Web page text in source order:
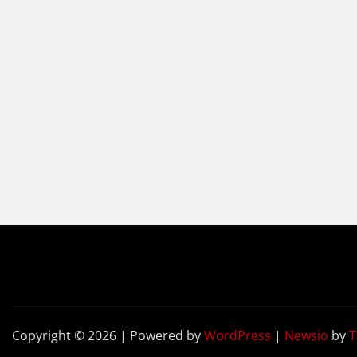
Copyright © 2026 | Powered byWordPress | Newsio by